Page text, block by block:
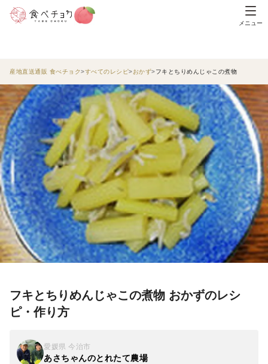
メニュー
産地直送通販 食べチョク すべてのレシピ おかず フキとちりめんじゃこの煮物
フキとちりめんじゃこの煮物 おかずのレシ
ピ・作り方
愛媛県 今治市
あさちゃんのとれたて農場